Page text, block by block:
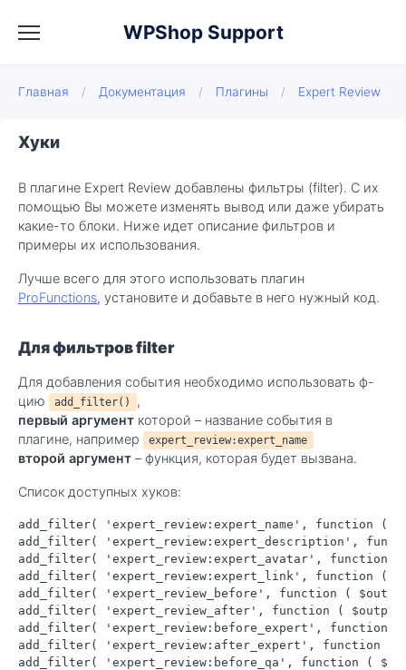
WPShop Support
Главная / Документация / Плагины / Expert Review
Хуки
В плагине Expert Review добавлены фильтры (filter). С их
помощью Вы можете изменять вывод или даже убирать
какие-то блоки. Ниже идет описание фильтров и
примеры их использования.
Лучше всего для этого использовать плагин
ProFunctions, установите и добавьте в него нужный код.
Для фильтров filter
Для добавления события необходимо использовать ф-
цию
add_filter()
,
первый аргумент которой – название события в
плагине, например
expert_review:expert_name
второй аргумент – функция, которая будет вызвана.
Список доступных хуков:
add_filter( 'expert_review:expert_name', function
add_filter( 'expert_review:expert_description',
add_filter( 'expert_review:expert_avatar',
add_filter( 'expert_review:expert_link', function (
add_filter( 'expert_review_before', function (
add_filter( 'expert_review_after', function (
add_filter( 'expert_review:before_expert',
add_filter( 'expert_review:after_expert', function
add_filter( 'expert_review:before_qa', function (